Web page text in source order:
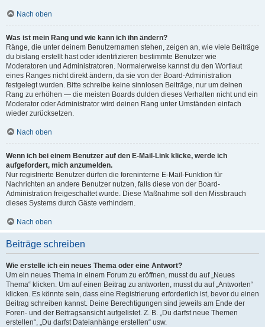
Nach oben
Was ist mein Rang und wie kann ich ihn ändern?
Ränge, die unter deinem Benutzernamen stehen, zeigen an, wie viele Beiträge
du bislang erstellt hast oder identifizieren bestimmte Benutzer wie
Moderatoren und Administratoren. Normalerweise kannst du den Wortlaut
eines Ranges nicht direkt ändern, da sie von der Board-Administration
festgelegt wurden. Bitte schreibe keine sinnlosen Beiträge, nur um deinen
Rang zu erhöhen — die meisten Boards dulden dieses Verhalten nicht und ein
Moderator oder Administrator wird deinen Rang unter Umständen einfach
wieder zurücksetzen.
Nach oben
Wenn ich bei einem Benutzer auf den E-Mail-Link klicke, werde ich
aufgefordert, mich anzumelden.
Nur registrierte Benutzer dürfen die foreninterne E-Mail-Funktion für
Nachrichten an andere Benutzer nutzen, falls diese von der Board-
Administration freigeschaltet wurde. Diese Maßnahme soll den Missbrauch
dieses Systems durch Gäste verhindern.
Nach oben
Beiträge schreiben
Wie erstelle ich ein neues Thema oder eine Antwort?
Um ein neues Thema in einem Forum zu eröffnen, musst du auf „Neues
Thema“ klicken. Um auf einen Beitrag zu antworten, musst du auf „Antworten“
klicken. Es könnte sein, dass eine Registrierung erforderlich ist, bevor du einen
Beitrag schreiben kannst. Deine Berechtigungen sind jeweils am Ende der
Foren- und der Beitragsansicht aufgelistet. Z. B. „Du darfst neue Themen
erstellen“, „Du darfst Dateianhänge erstellen“ usw.